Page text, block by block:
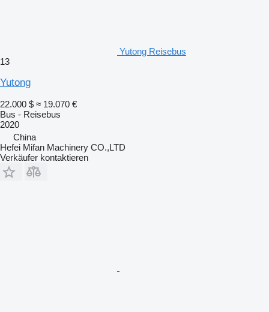
Yutong Reisebus
13
Yutong
22.000 $ ≈ 19.070 €
Bus - Reisebus
2020
China
Hefei Mifan Machinery CO.,LTD
Verkäufer kontaktieren